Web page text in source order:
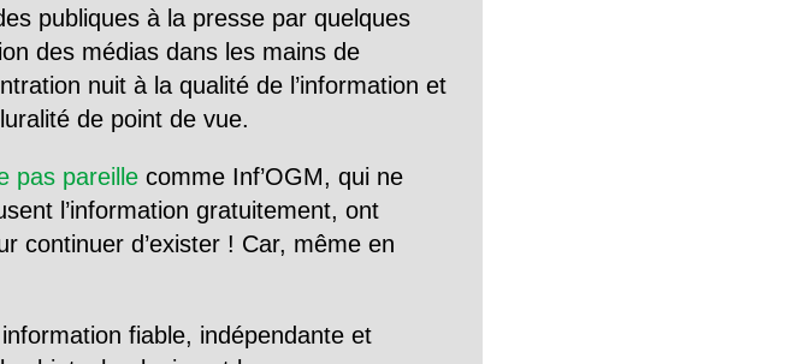
publiques à la presse par quelques
des médias dans les mains de
nuit à la qualité de l’information et
de point de vue.
pas pareille comme Inf’OGM, qui ne
l’information gratuitement, ont
continuer d’exister ! Car, même en
fiable, indépendante et